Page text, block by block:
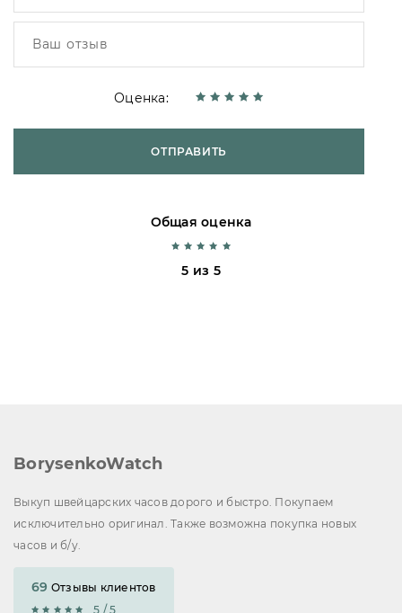
Оценка:
ОТПРАВИТЬ
Общая оценка
5 из 5
BorysenkoWatch
Выкуп швейцарских часов дорого и быстро. Покупаем
исключительно оригинал. Также возможна покупка новых
часов и б/у.
69 Отзывы клиентов
5 / 5